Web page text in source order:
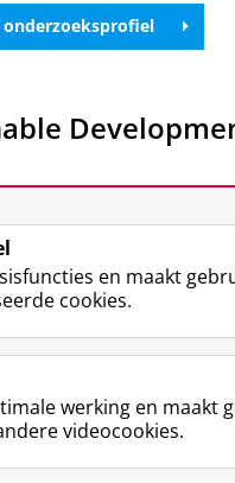
over deSustainable
de RUG
F
a
e
b
L
i
k
e
R
S
-
f
I
n
t
en maakt
cookies.
werking en maakt
videocookies.